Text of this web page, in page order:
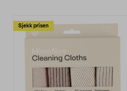
Sjekk prisen